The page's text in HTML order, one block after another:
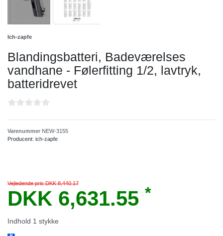
Ich-zapfe
Blandingsbatteri, Badeværelses
vandhane - Følerfitting 1/2, lavtryk,
batteridrevet
Varenummer NEW-3155
Producent: ich-zapfe
Vejledende pris DKK 8,440.17
DKK 6,631.55 *
Indhold 1 stykke